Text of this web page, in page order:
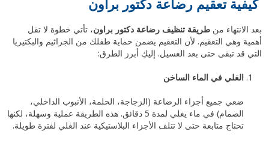
بعد الانتهاء من طريقة تنظيف رضاعة دكتور براون، تأتي خطوة لا تقل
أهمية وهي التعقيم. لأن التعقيم يضمن حماية طفلك من الجراثيم والبكتيريا
التي قد تبقى حتى بعد الغسيل. إليكِ أبرز الطرق:
الغلي في الماء الساخن
ضعي جميع أجزاء الرضاعة (الزجاجة، الحلمة، الأنبوب الداخلي،
الصمام) في ماء يغلي لمدة 5 دقائق. هذه الطريقة عملية وسهلة، لكنها
تحتاج متابعة حتى لا تتلف الأجزاء البلاستيكية عند الغلي لفترة طويلة.